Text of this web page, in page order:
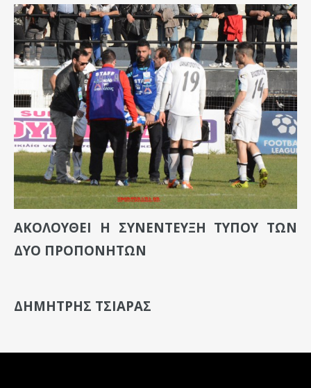
ΑΚΟΛΟΥΘΕΙ Η ΣΥΝΕΝΤΕΥΞΗ ΤΥΠΟΥ ΤΩΝ
ΔΥΟ ΠΡΟΠΟΝΗΤΩΝ
ΔΗΜΗΤΡΗΣ ΤΣΙΑΡΑΣ